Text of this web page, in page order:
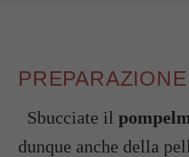
PREPARAZIONE
Sbucciate il
dunque anche della